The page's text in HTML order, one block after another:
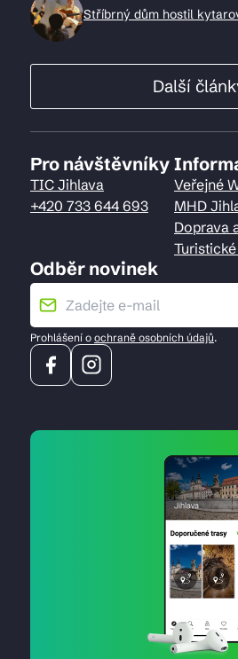
Stříbrný dům hostil
Další
Pro návštěvníky
TIC Jihlava
+420 733 644 693
Veřejné
MHD
Doprava
Odběr novinek
Prohlášení o ochraně osobních údajů.